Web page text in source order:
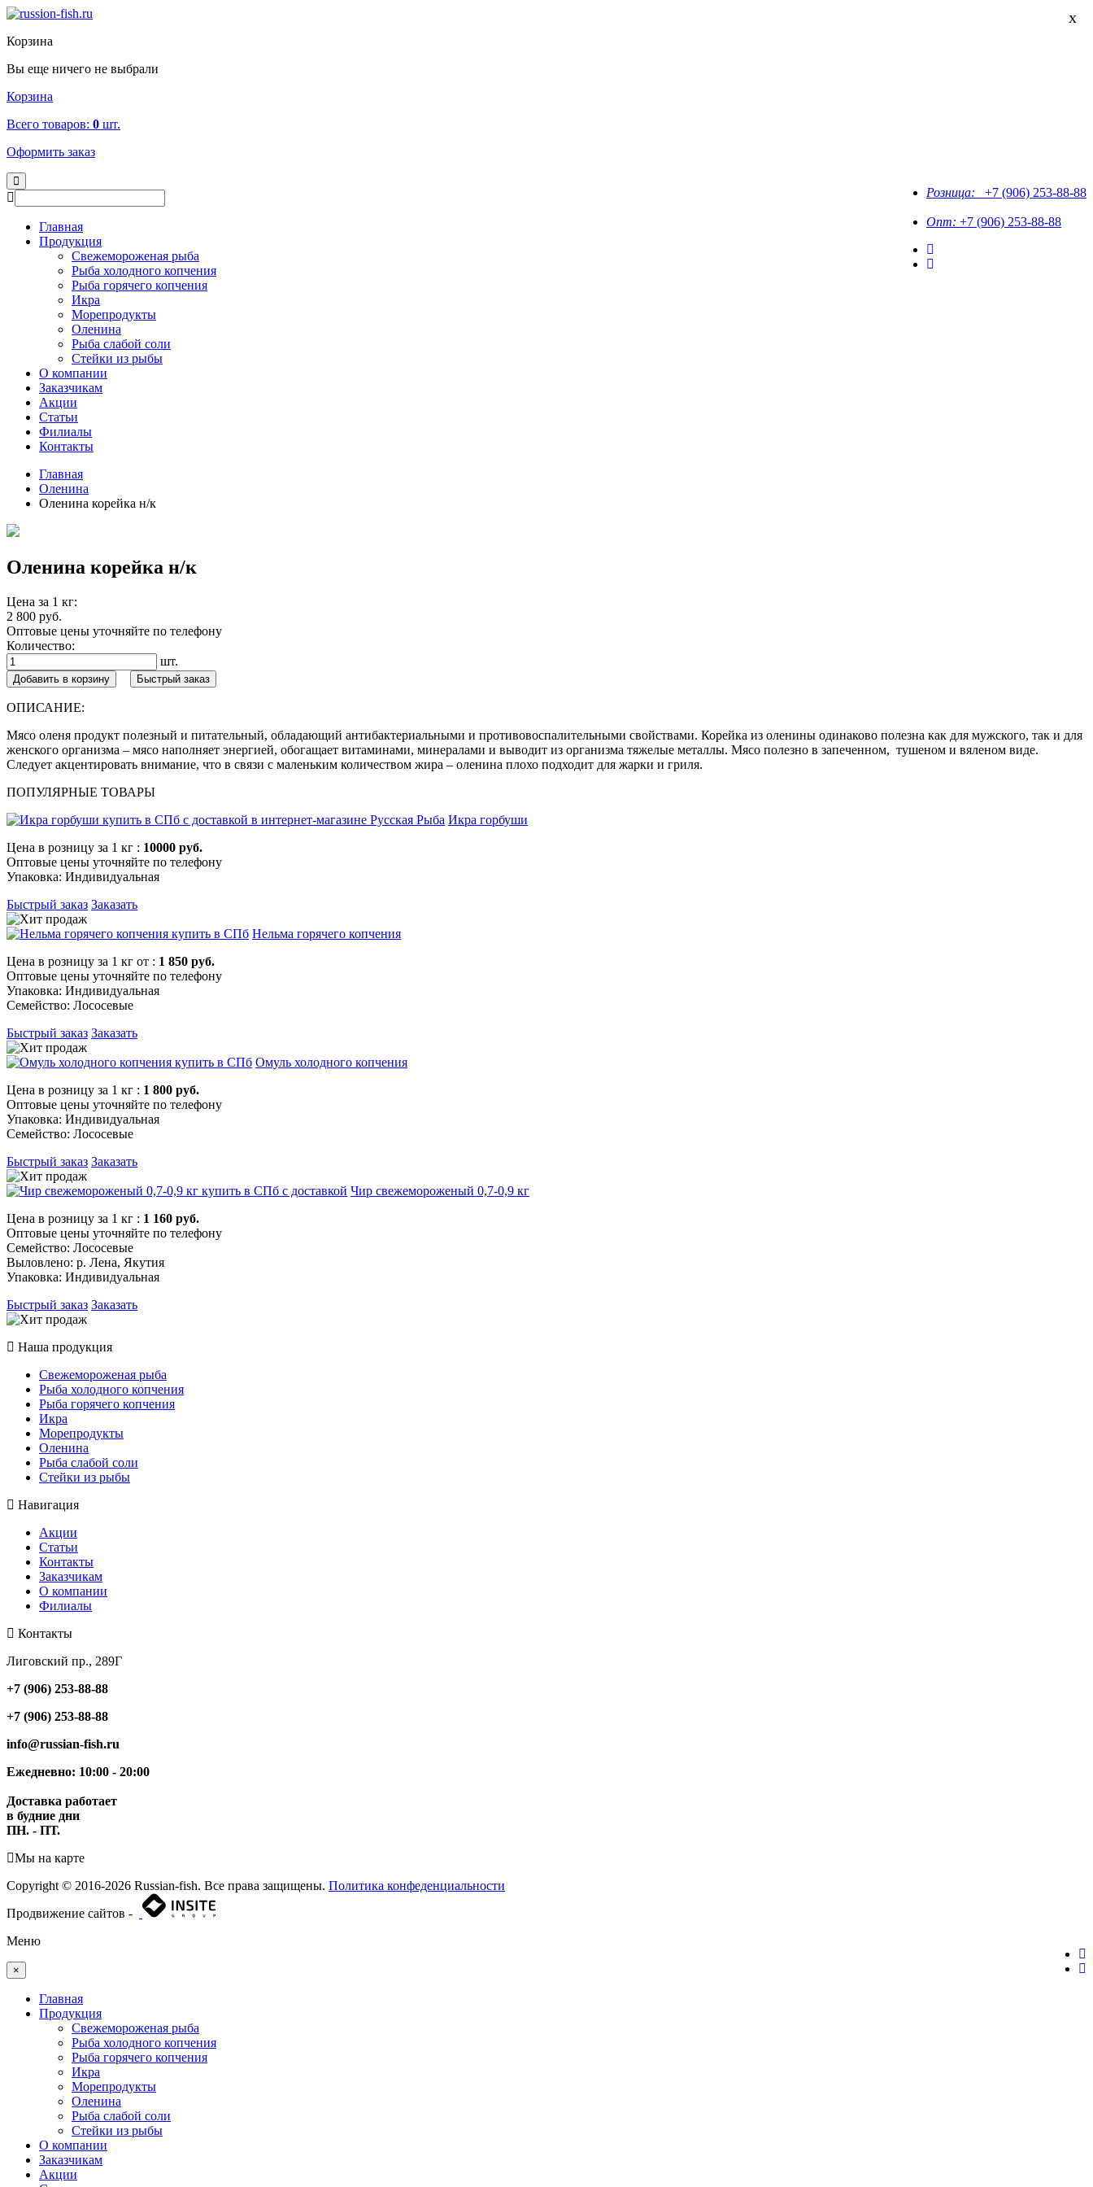
Корзина
Вы еще ничего не выбрали
Корзина
Всего товаров: 0 шт.
Оформить заказ
Розница: +7 (906) 253-88-88
Опт: +7 (906) 253-88-88
Главная
Продукция
Свежемороженая рыба
Рыба холодного копчения
Рыба горячего копчения
Икра
Морепродукты
Оленина
Рыба слабой соли
Стейки из рыбы
О компании
Заказчикам
Акции
Статьи
Филиалы
Контакты
Главная
Оленина
Оленина корейка н/к
Оленина корейка н/к
Цена за 1 кг:
2 800 руб.
Оптовые цены уточняйте по телефону
Количество:
шт.
Добавить в корзину Быстрый заказ
ОПИСАНИЕ:
Мясо оленя продукт полезный и питательный, обладающий антибактериальными и противовоспалительными свойствами. Корейка из оленины одинаково полезна как для мужского, так и для
женского организма – мясо наполняет энергией, обогащает витаминами, минералами и выводит из организма тяжелые металлы. Мясо полезно в запеченном, тушеном и вяленом виде.
Следует акцентировать внимание, что в связи с маленьким количеством жира – оленина плохо подходит для жарки и гриля.
ПОПУЛЯРНЫЕ ТОВАРЫ
Икра горбуши
Цена в розницу за 1 кг : 10000 руб.
Оптовые цены уточняйте по телефону
Упаковка: Индивидуальная
Быстрый заказ Заказать
Нельма горячего копчения
Цена в розницу за 1 кг от : 1 850 руб.
Оптовые цены уточняйте по телефону
Упаковка: Индивидуальная
Семейство: Лососевые
Быстрый заказ Заказать
Омуль холодного копчения
Цена в розницу за 1 кг : 1 800 руб.
Оптовые цены уточняйте по телефону
Упаковка: Индивидуальная
Семейство: Лососевые
Быстрый заказ Заказать
Чир свежемороженый 0,7-0,9 кг
Цена в розницу за 1 кг : 1 160 руб.
Оптовые цены уточняйте по телефону
Семейство: Лососевые
Выловлено: р. Лена, Якутия
Упаковка: Индивидуальная
Быстрый заказ Заказать
Наша продукция
Свежемороженая рыба
Рыба холодного копчения
Рыба горячего копчения
Икра
Морепродукты
Оленина
Рыба слабой соли
Стейки из рыбы
Навигация
Акции
Статьи
Контакты
Заказчикам
О компании
Филиалы
Контакты
Лиговский пр., 289Г
+7 (906) 253-88-88
+7 (906) 253-88-88
info@russian-fish.ru
Ежедневно: 10:00 - 20:00
Доставка работает
в будние дни
ПН. - ПТ.
Мы на карте
Copyright © 2016-2026 Russian-fish. Все права защищены. Политика конфеденциальности
Продвижение сайтов -
Меню
×
Главная
Продукция
Свежемороженая рыба
Рыба холодного копчения
Рыба горячего копчения
Икра
Морепродукты
Оленина
Рыба слабой соли
Стейки из рыбы
О компании
Заказчикам
Акции
x